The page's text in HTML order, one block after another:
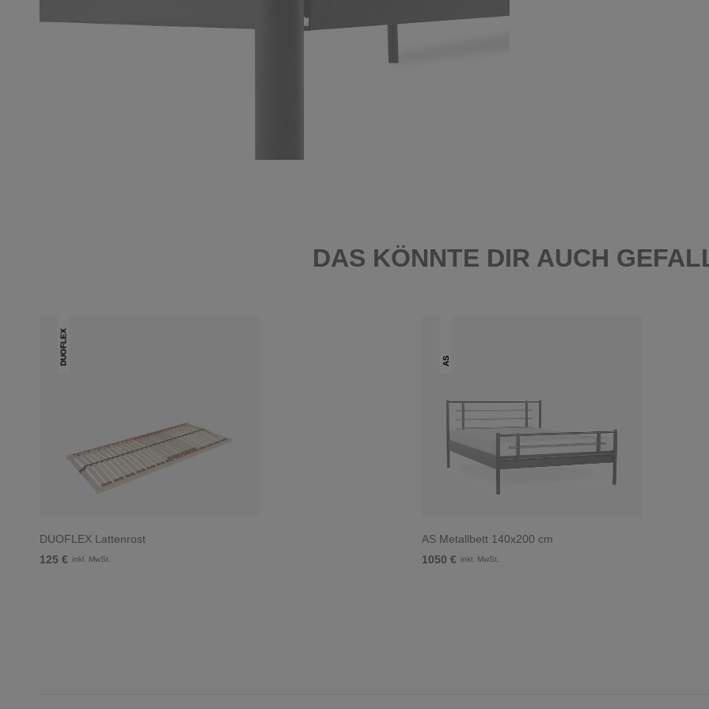
DAS KÖNNTE DIR AUCH
DUOFLEX
DUOFLEX Lattenrost
125 € inkl. MwSt.
AS
AS Metallbett 140x200 cm
1050 € inkl. MwSt.